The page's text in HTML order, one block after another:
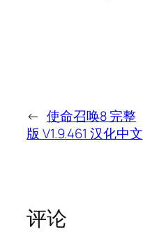
← 使命召唤8 完整
版 V1.9.461 汉化中文
评论